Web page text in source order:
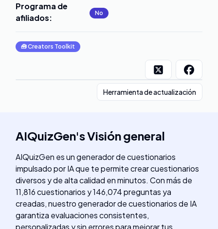
Programa de
afiliados: No
🧰Creators Toolkit
Herramienta de actualización
AIQuizGen'sVisión general
AIQuizGen es un generador de cuestionarios
impulsado por IA que te permite crear cuestionarios
diversos y de alta calidad en minutos. Con más de
11,816 cuestionarios y 146,074 preguntas ya
creadas, nuestro generador de cuestionarios de IA
garantiza evaluaciones consistentes,
personalizadas y sin errores para mejorar tus